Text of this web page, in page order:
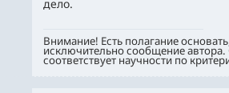
дело.
Внимание! Есть полагание
исключительно сообщение
соответствует научности по